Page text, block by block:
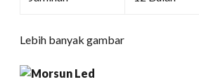
Lebih banyak gambar